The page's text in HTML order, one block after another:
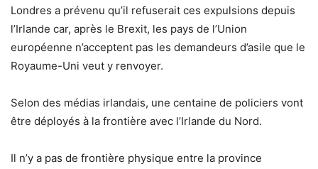
Londres a prévenu qu’il refuserait ces expulsions depuis
l’Irlande car, après le Brexit, les pays de l’Union
européenne n’acceptent pas les demandeurs d’asile que le
Royaume-Uni veut y renvoyer.
Selon des médias irlandais, une centaine de policiers vont
être déployés à la frontière avec l’Irlande du Nord.
Il n’y a pas de frontière physique entre la province